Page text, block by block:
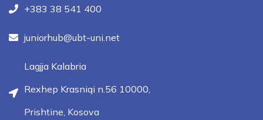
+383 38 541 400
juniorhub@ubt-uni.net
Lagjja Kalabria
Rexhep Krasniqi n.56 10000,
Prishtine, Kosova